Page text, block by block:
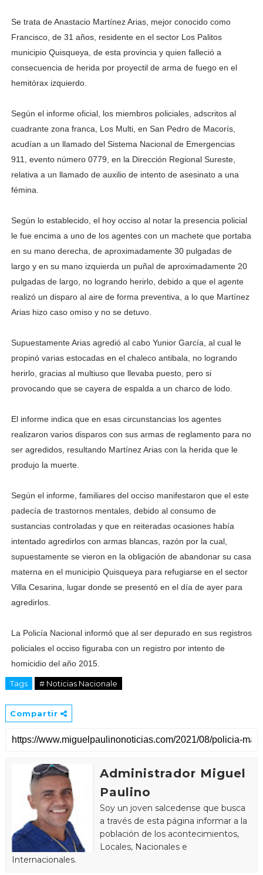
Se trata de Anastacio Martínez Arias, mejor conocido como
Francisco, de 31 años, residente en el sector Los Palitos
municipio Quisqueya, de esta provincia y quien falleció a
consecuencia de herida por proyectil de arma de fuego en el
hemitórax izquierdo.
Según el informe oficial, los miembros policiales, adscritos al
cuadrante zona franca, Los Multi, en San Pedro de Macorís,
acudían a un llamado del Sistema Nacional de Emergencias
911, evento número 0779, en la Dirección Regional Sureste,
relativa a un llamado de auxilio de intento de asesinato a una
fémina.
Según lo establecido, el hoy occiso al notar la presencia policial
le fue encima a uno de los agentes con un machete que portaba
en su mano derecha, de aproximadamente 30 pulgadas de
largo y en su mano izquierda un puñal de aproximadamente 20
pulgadas de largo, no logrando herirlo, debido a que el agente
realizó un disparo al aire de forma preventiva, a lo que Martínez
Arias hizo caso omiso y no se detuvo.
Supuestamente Arias agredió al cabo Yunior García, al cual le
propinó varias estocadas en el chaleco antibala, no logrando
herirlo, gracias al multiuso que llevaba puesto, pero si
provocando que se cayera de espalda a un charco de lodo.
El informe indica que en esas circunstancias los agentes
realizaron varios disparos con sus armas de reglamento para no
ser agredidos, resultando Martínez Arias con la herida que le
produjo la muerte.
Según el informe, familiares del occiso manifestaron que el este
padecía de trastornos mentales, debido al consumo de
sustancias controladas y que en reiteradas ocasiones había
intentado agredirlos con armas blancas, razón por la cual,
supuestamente se vieron en la obligación de abandonar su casa
materna en el municipio Quisqueya para refugiarse en el sector
Villa Cesarina, lugar donde se presentó en el día de ayer para
agredirlos.
La Policía Nacional informó que al ser depurado en sus registros
policiales el occiso figuraba con un registro por intento de
homicidio del año 2015.
Tags # Noticias Nacionale
Compartir
Administrador Miguel
Paulino
Soy un joven salcedense que busca
a través de esta página informar a la
población de los acontecimientos,
Locales, Nacionales e
Internacionales.